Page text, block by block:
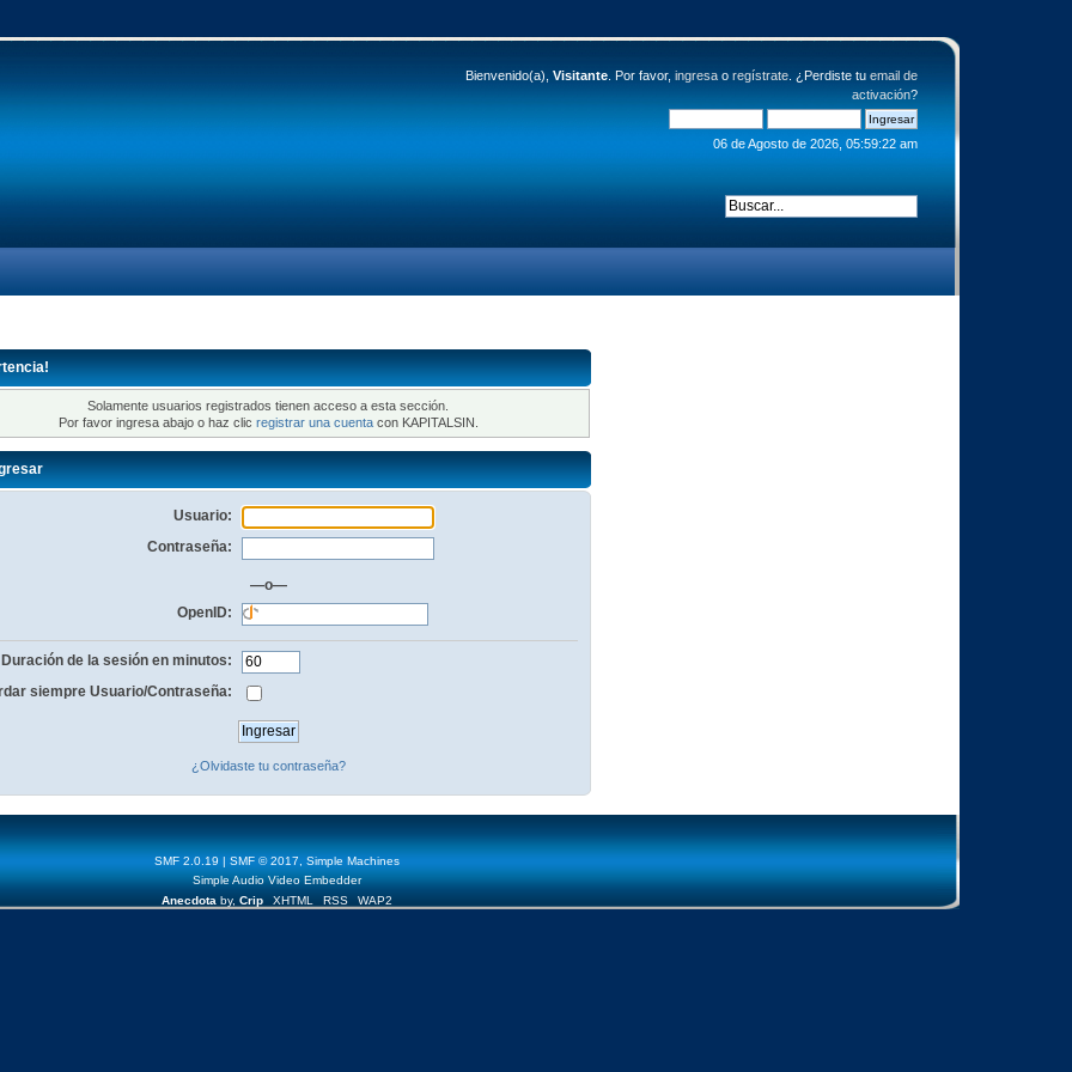
Bienvenido(a), Visitante. Por favor, ingresao regístrate. ¿Perdiste tu email de
activación?
06 de Agosto de 2026, 05:59:22 am
Solamente usuarios registrados tienen acceso a esta sección.
Por favor ingresa abajo o haz clic registrar una cuentacon KAPITALSIN.
Usuario:
Contraseña:
—o—
OpenID:
Duración de la sesión en minutos:
siempre Usuario/Contraseña:
¿Olvidaste tu contraseña?
SMF 2.0.19 | SMF © 2017
Simple Machines
Simple Audio Video Embedder
Anecdota by, Crip XHTML RSS WAP2